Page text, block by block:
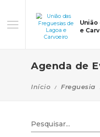
União
e
Agenda de
Início Freguesia